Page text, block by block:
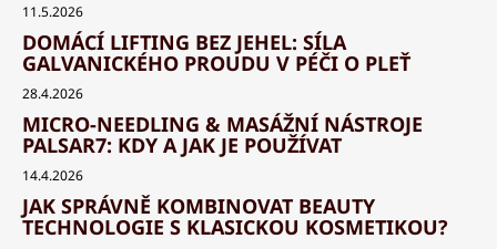
11.5.2026
DOMÁCÍ LIFTING BEZ JEHEL: SÍLA
GALVANICKÉHO PROUDU V PÉČI O PLEŤ
28.4.2026
MICRO-NEEDLING & MASÁŽNÍ NÁSTROJE
PALSAR7: KDY A JAK JE POUŽÍVAT
14.4.2026
JAK SPRÁVNĚ KOMBINOVAT BEAUTY
TECHNOLOGIE S KLASICKOU KOSMETIKOU?